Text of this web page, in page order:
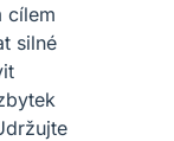
cílem
silné